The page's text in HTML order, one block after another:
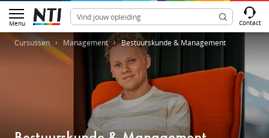
Menu Contact
Cursussen Management Bestuurskunde & Management